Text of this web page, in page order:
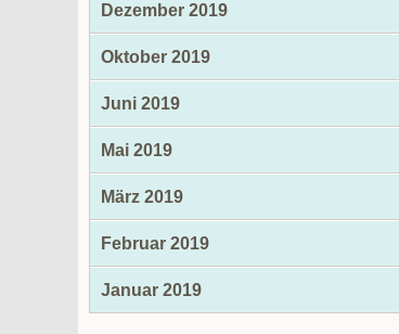
Dezember 2019
Oktober 2019
Juni 2019
Mai 2019
März 2019
Februar 2019
Januar 2019